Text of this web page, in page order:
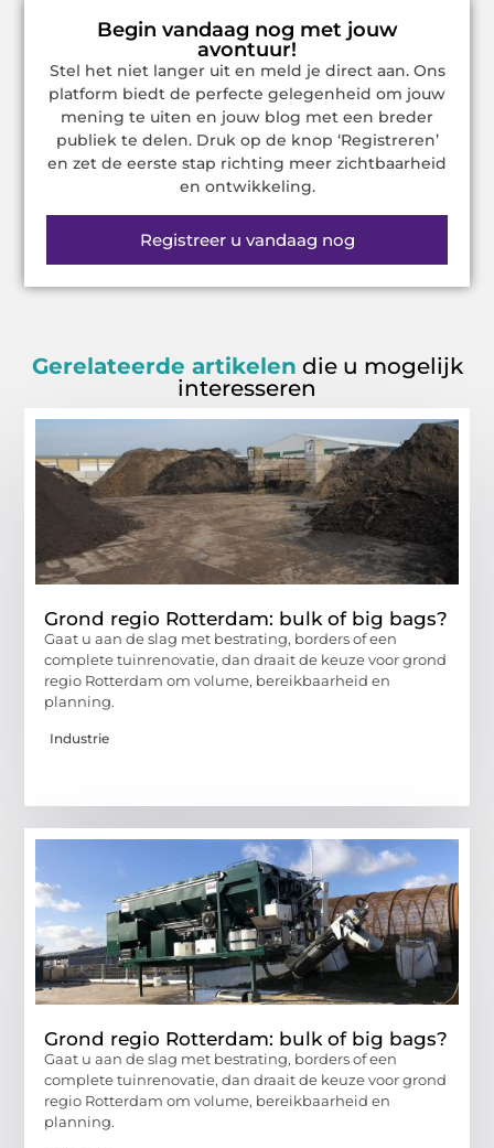
Begin vandaag nog met jouw
avontuur!
Stel het niet langer uit en meld je direct aan. Ons
platform biedt de perfecte gelegenheid om jouw
mening te uiten en jouw blog met een breder
publiek te delen. Druk op de knop ‘Registreren’
en zet de eerste stap richting meer zichtbaarheid
en ontwikkeling.
Registreer u vandaag nog
Gerelateerde artikelen die u mogelijk
interesseren
Grond regio Rotterdam: bulk of big bags?
Gaat u aan de slag met bestrating, borders of een
complete tuinrenovatie, dan draait de keuze voor grond
regio Rotterdam om volume, bereikbaarheid en
planning.
Industrie
Grond regio Rotterdam: bulk of big bags?
Gaat u aan de slag met bestrating, borders of een
complete tuinrenovatie, dan draait de keuze voor grond
regio Rotterdam om volume, bereikbaarheid en
planning.